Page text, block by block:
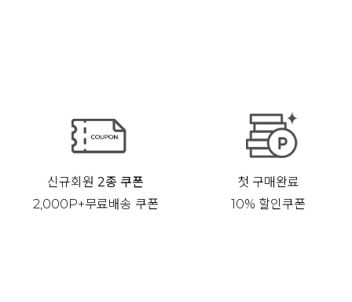
신규회원2종 쿠폰
2,000P+무료배송 쿠폰
첫 구매완료
10% 할인쿠폰